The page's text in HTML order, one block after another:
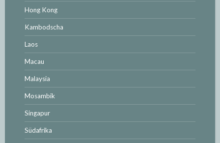
Hong Kong
Kambodscha
Laos
Macau
Malaysia
Mosambik
Singapur
Südafrika